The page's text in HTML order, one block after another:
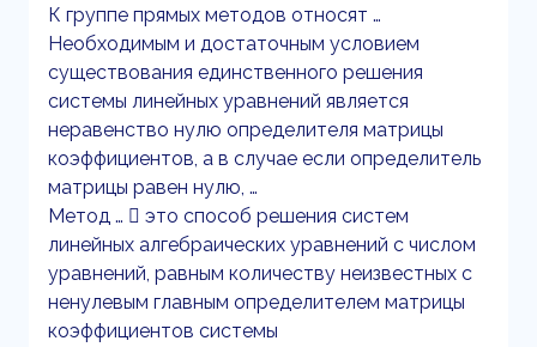
К группе прямых методов относят …
Необходимым и достаточным условием
существования единственного решения
системы линейных уравнений является
неравенство нулю определителя матрицы
коэффициентов, а в случае если определитель
матрицы равен нулю, …
Метод …  это способ решения систем
линейных алгебраических уравнений с числом
уравнений, равным количеству неизвестных с
ненулевым главным определителем матрицы
коэффициентов системы